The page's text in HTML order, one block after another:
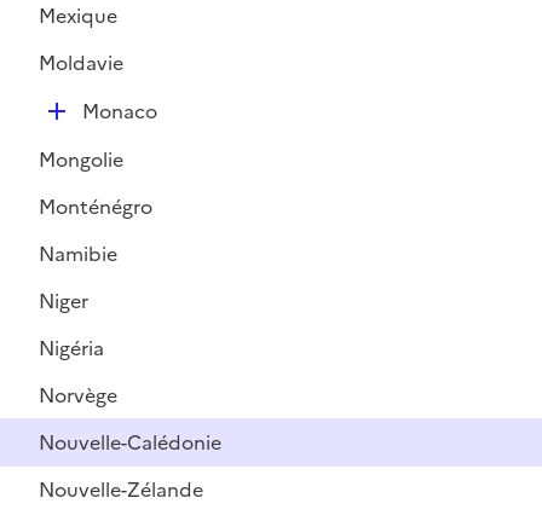
p
l
Mexique
Moldavie
D
p
l
e
Monaco
Mongolie
Monténégro
Namibie
Niger
Nigéria
Norvège
Nouvelle-Calédonie
Nouvelle-Zélande